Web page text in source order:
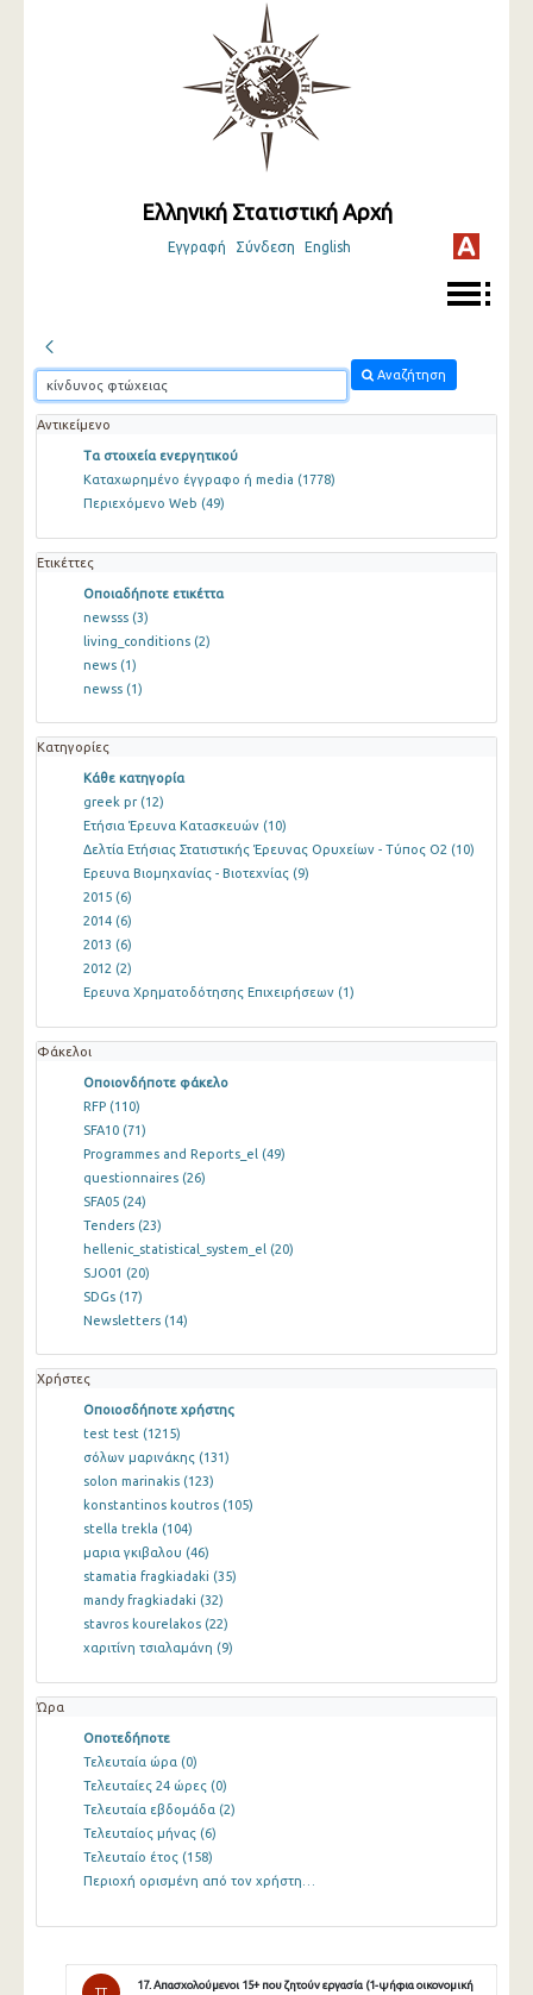
Ελληνική Στατιστική Αρχή
Εγγραφή Σύνδεση English
Αναζήτηση
Αντικείμενο
Τα στοιχεία ενεργητικού
Καταχωρημένο έγγραφο ή media (1778)
Περιεχόμενο Web (49)
Ετικέττες
Οποιαδήποτε ετικέττα
newsss (3)
living_conditions (2)
news (1)
newss (1)
Κατηγορίες
Κάθε κατηγορία
greek pr (12)
Ετήσια Έρευνα Κατασκευών (10)
Δελτία Ετήσιας Στατιστικής Έρευνας Ορυχείων - Τύπος Ο2 (10)
Ερευνα Βιομηχανίας - Βιοτεχνίας (9)
2015 (6)
2014 (6)
2013 (6)
2012 (2)
Ερευνα Χρηματοδότησης Επιχειρήσεων (1)
Φάκελοι
Οποιονδήποτε φάκελο
RFP (110)
SFA10 (71)
Programmes and Reports_el (49)
questionnaires (26)
SFA05 (24)
Tenders (23)
hellenic_statistical_system_el (20)
SJO01 (20)
SDGs (17)
Newsletters (14)
Χρήστες
Οποιοσδήποτε χρήστης
test test (1215)
σόλων μαρινάκης (131)
solon marinakis (123)
konstantinos koutros (105)
stella trekla (104)
μαρια γκιβαλου (46)
stamatia fragkiadaki (35)
mandy fragkiadaki (32)
stavros kourelakos (22)
χαριτίνη τσιαλαμάνη (9)
Ώρα
Οποτεδήποτε
Τελευταία ώρα (0)
Τελευταίες 24 ώρες (0)
Τελευταία εβδομάδα (2)
Τελευταίος μήνας (6)
Τελευταίο έτος (158)
Περιοχή ορισμένη από τον χρήστη…
TT
17. Απασχολούμενοι 15+ που ζητούν εργασία (1-ψήφια οικονομική